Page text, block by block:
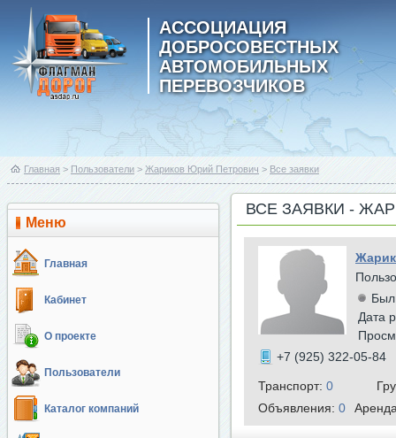
АССОЦИАЦИЯ
ДОБРОСОВЕСТНЫХ
АВТОМОБИЛЬНЫХ
ПЕРЕВОЗЧИКОВ
Главная > Пользователи > Жариков Юрий Петрович > Все заявки
Меню
Главная
Кабинет
О проекте
Пользователи
Каталог компаний
ВСЕ ЗАЯВКИ -
Был
Дата
+7 (925) 322-05-84
Транспорт: 0
Объявления: 0